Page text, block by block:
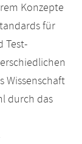
Konzepte
für
Test-
Wissenschaft
durch das